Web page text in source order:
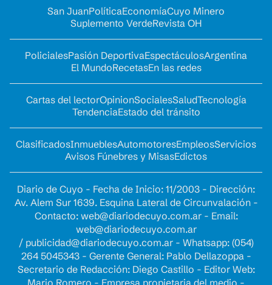
San JuanPolíticaEconomíaCuyo Minero
Suplemento VerdeRevista OH
PolicialesPasión DeportivaEspectáculosArgentina
El MundoRecetasEn las redes
Cartas del lectorOpinionSocialesSaludTecnología
TendenciaEstado del tránsito
ClasificadosInmueblesAutomotoresEmpleosServicios
Avisos Fúnebres y MisasEdictos
Diario de Cuyo - Fecha de Inicio: 11/2003 - Dirección:
Av. Alem Sur 1639. Esquina Lateral de Circunvalación -
Contacto: web@diariodecuyo.com.ar- Email:
web@diariodecuyo.com.ar
/ publicidad@diariodecuyo.com.ar- Whatsapp: (054)
264 5045343 - Gerente General: Pablo Dellazoppa -
Secretario de Redacción: Diego Castillo - Editor Web: